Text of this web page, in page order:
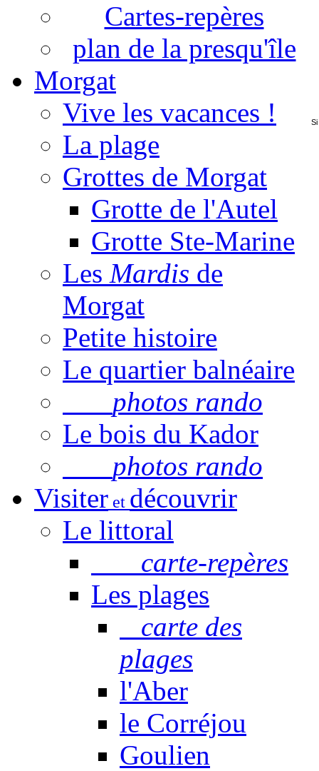
Cartes-repères
plan de la presqu'île
Morgat
Vive les vacances !
La plage
Grottes de Morgat
Grotte de l'Autel
Grotte Ste-Marine
Les Mardis de
Morgat
Petite histoire
Le quartier balnéaire
photos rando
Le bois du Kador
photos rando
Visiter et découvrir
Le littoral
carte-repères
Les plages
carte des
plages
l'Aber
le Corréjou
Goulien